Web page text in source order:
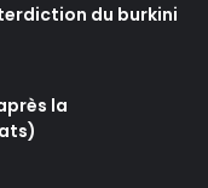
du burkini
la